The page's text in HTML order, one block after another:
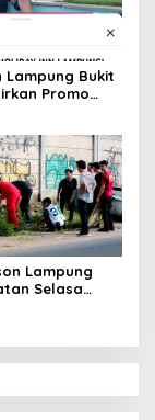
Lampung Bukit
Promo
Indah
Lampung
Selasa